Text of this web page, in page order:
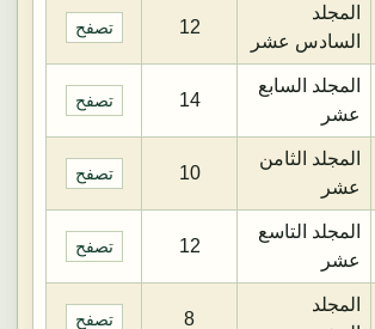
المجلد
السادس عشر
12 تصفح
المجلد السابع
عشر
14 تصفح
المجلد الثامن
عشر
10 تصفح
المجلد التاسع
عشر
12 تصفح
المجلد
8 تصفح